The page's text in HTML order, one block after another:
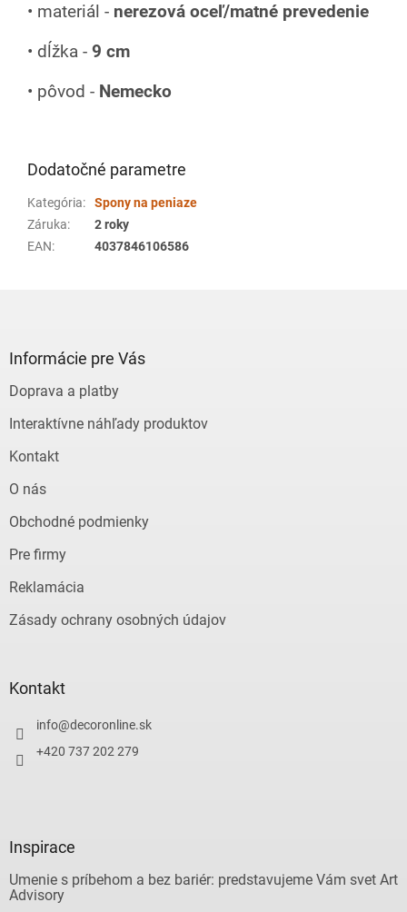
• materiál - nerezová oceľ/matné prevedenie
• dĺžka - 9 cm
• pôvod - Nemecko
Dodatočné parametre
Kategória:
Spony na peniaze
Záruka:
2 roky
EAN: 4037846106586
Informácie pre Vás
Doprava a platby
Interaktívne náhľady produktov
Kontakt
O nás
Obchodné podmienky
Pre firmy
Reklamácia
Zásady ochrany osobných údajov
Kontakt
info@decoronline.sk
+420 737 202 279
Inspirace
Umenie s príbehom a bez bariér: predstavujeme Vám svet Art
Advisory